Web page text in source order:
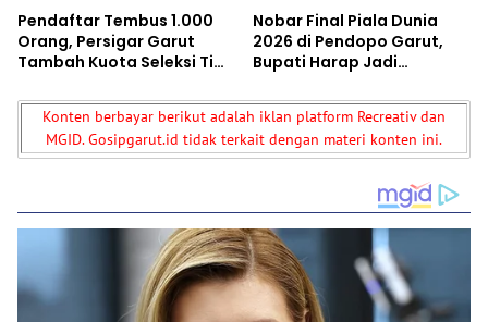
Pendaftar Tembus 1.000
Orang, Persigar Garut
Tambah Kuota Seleksi Tim
Soeratin Jabar 2026
Nobar Final Piala Dunia
2026 di Pendopo Garut,
Bupati Harap Jadi
Kerukunan dan Sport
Tourism
Konten berbayar berikut adalah iklan platform Recreativ dan
MGID. Gosipgarut.id tidak terkait dengan materi konten ini.